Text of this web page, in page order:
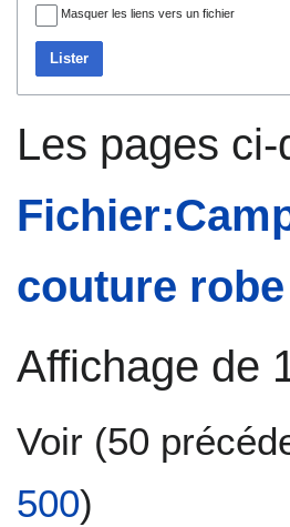
Masquer les liens vers un fichier
Lister
Les pages
couture
Affichage de
Voir (50
500)